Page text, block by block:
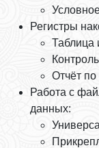
Регистры
Таблица
Отчёт по
Работа с
данных: